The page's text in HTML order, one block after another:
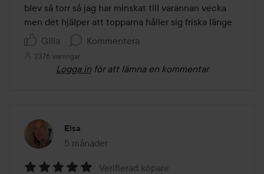
blev så torr så jag har minskat till varannan vecka
Gilla
Kommentera
2376 visningar
Logga in för att lämna en kommentar
Elsa
5 månader
Inlägget skapades 5 månader
Verifierad köpare